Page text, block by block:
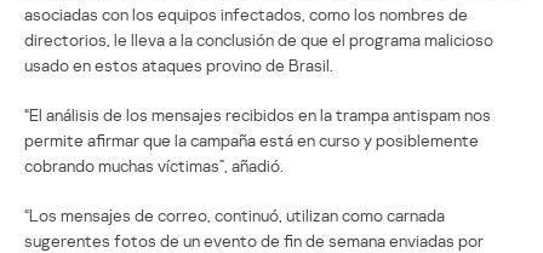
asociadas con los equipos infectados, como los nombres de
directorios, le lleva a la conclusión de que el programa malicioso
usado en estos ataques provino de Brasil.
“El análisis de los mensajes recibidos en la trampa antispam nos
permite afirmar que la campaña está en curso y posiblemente
cobrando muchas víctimas”, añadió.
“Los mensajes de correo, continuó, utilizan como carnada
sugerentes fotos de un evento de fin de semana enviadas por